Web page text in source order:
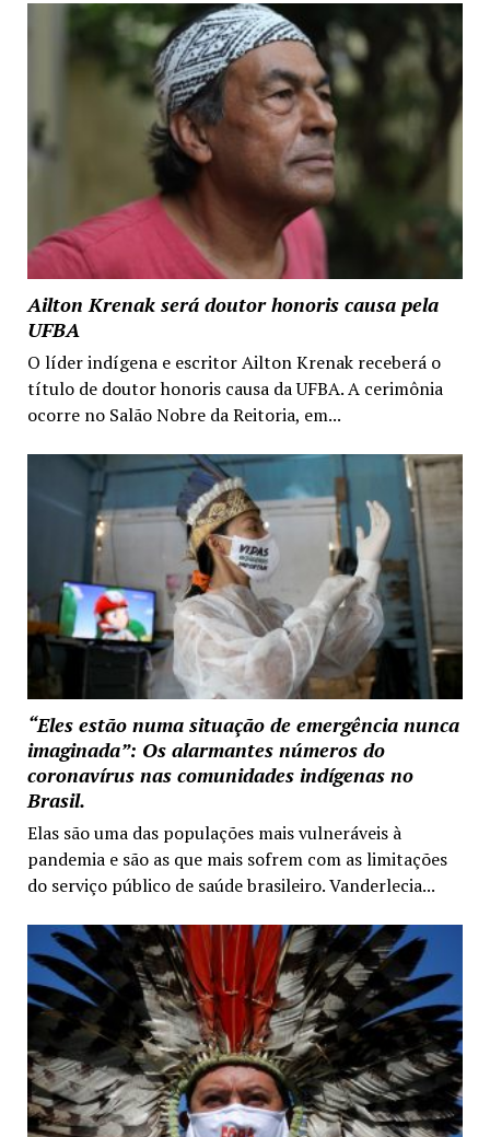
Ailton Krenak será doutor honoris causa pela
UFBA
O líder indígena e escritor Ailton Krenak receberá o
título de doutor honoris causa da UFBA. A cerimônia
ocorre no Salão Nobre da Reitoria, em...
“Eles estão numa situação de emergência nunca
imaginada”: Os alarmantes números do
coronavírus nas comunidades indígenas no
Brasil.
Elas são uma das populações mais vulneráveis à
pandemia e são as que mais sofrem com as limitações
do serviço público de saúde brasileiro. Vanderlecia...